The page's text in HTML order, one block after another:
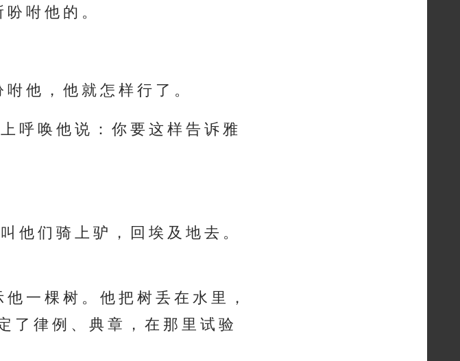
咐 他 的 。
他 ， 他 就 怎 样 行 了 。
呼 唤 他 说 ： 你 要 这 样 告 诉 雅
他 们 骑 上 驴 ， 回 埃 及 地 去 。
一 棵 树 。 他 把 树 丢 在 水 里 ，
了 律 例 、 典 章 ， 在 那 里 试 验